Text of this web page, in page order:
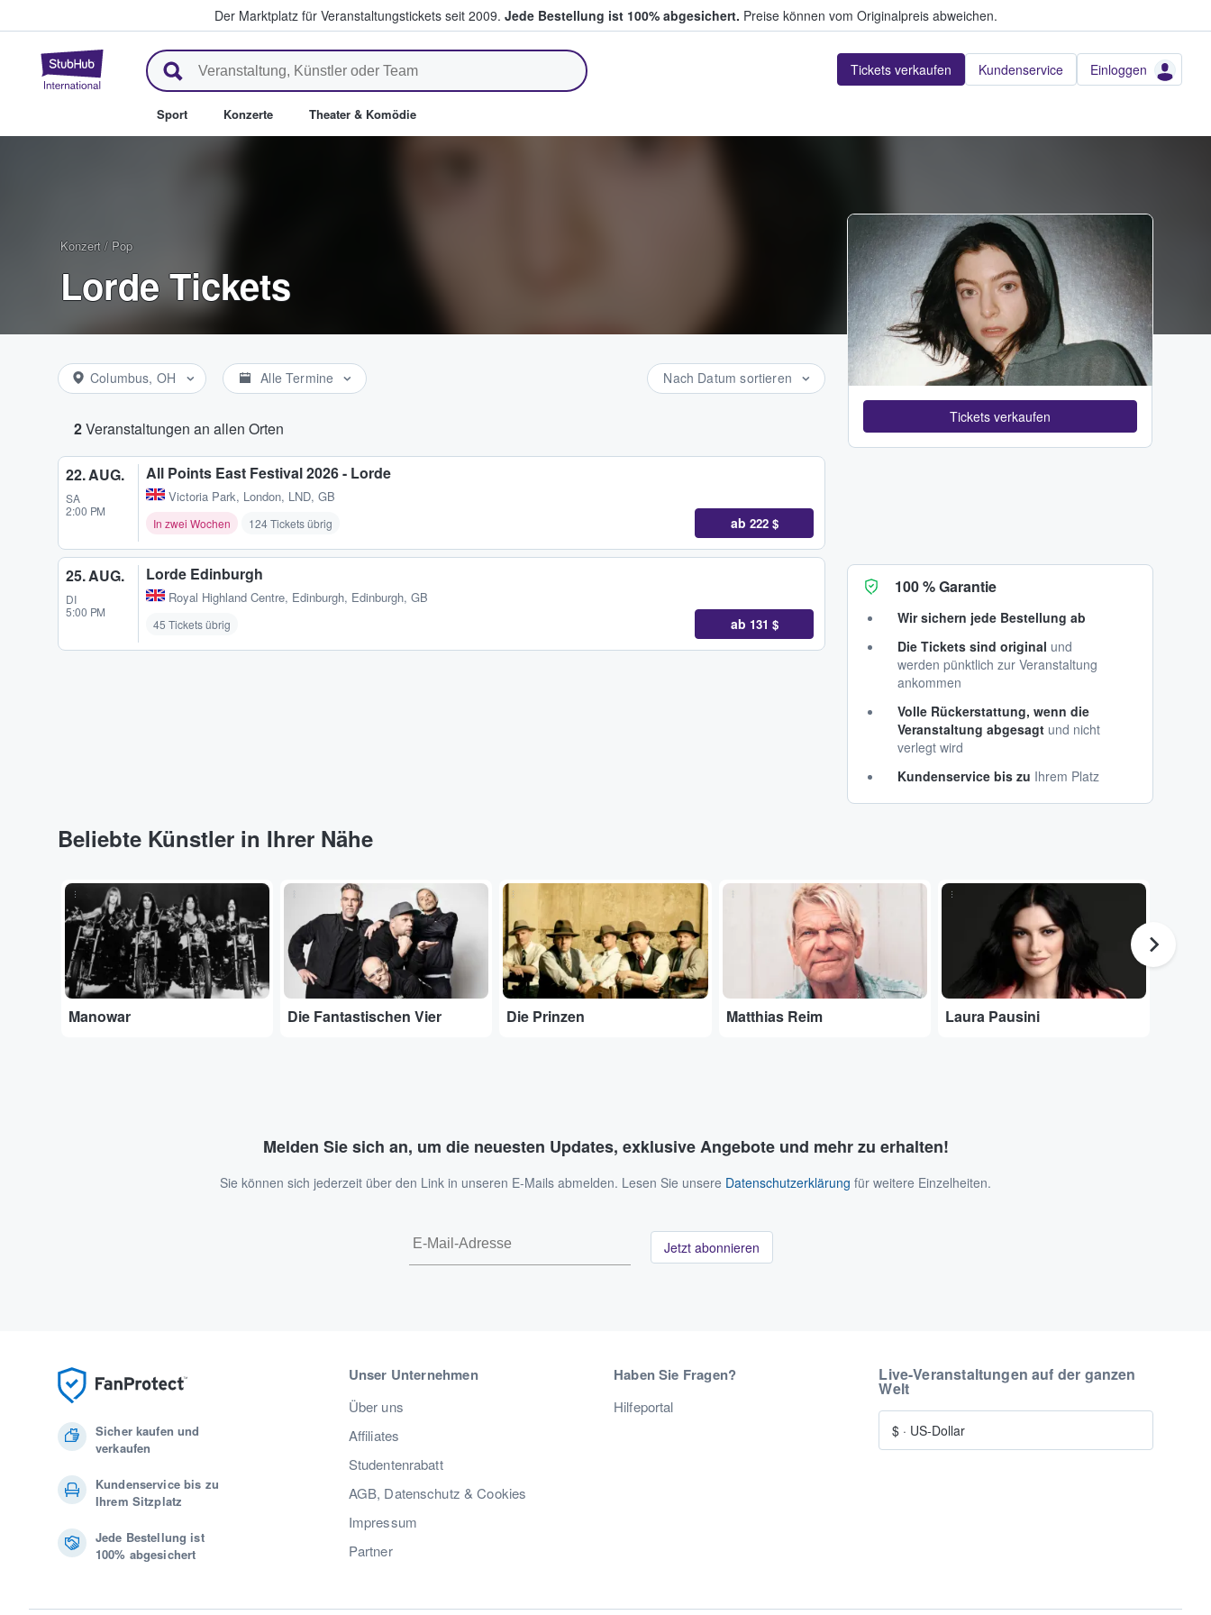
Der Marktplatz für Veranstaltungstickets seit 2009. Jede Bestellung ist 100% abgesichert. Preise können vom Originalpreis abweichen.
StubHub - Wo Fans Tickets kaufen & verkaufen Tickets verkaufen Kundenservice Einloggen
Sport Konzerte Theater & Komödie
Konzert / Pop
Lorde Tickets
Columbus, OH Alle Termine Nach Datum sortieren
2Veranstaltungen an allen Orten
22. AUG.
SA
2:00 PM
All Points East Festival 2026 - Lorde
Victoria Park, London, LND, GB
In zwei Wochen 124 Tickets übrig ab 222 $
25. AUG.
DI
5:00 PM
Lorde Edinburgh
Royal Highland Centre, Edinburgh, Edinburgh, GB
45 Tickets übrig ab 131 $
Tickets verkaufen
100 % Garantie
Wir sichern jede Bestellung ab
Die Tickets sind original und
werden pünktlich zur Veranstaltung
ankommen
Volle Rückerstattung, wenn die
Veranstaltung abgesagt und nicht
verlegt wird
Kundenservice bis zu Ihrem Platz
Beliebte Künstler in Ihrer Nähe
...
Manowar Die Fantastischen Vier
...
Die Prinzen Matthias Reim
...
Laura Pausini
Melden Sie sich an, um die neuesten Updates, exklusive Angebote und mehr zu erhalten!
Sie können sich jederzeit über den Link in unseren E-Mails abmelden. Lesen Sie unsere Datenschutzerklärung für weitere Einzelheiten.
Jetzt abonnieren
Sicher kaufen und
verkaufen
Kundenservice bis zu
Ihrem Sitzplatz
Jede Bestellung ist
100% abgesichert
Unser Unternehmen
Über uns
Affiliates
Studentenrabatt
AGB, Datenschutz & Cookies
Impressum
Partner
Haben Sie Fragen?
Hilfeportal
Live-Veranstaltungen auf der ganzen
Welt
$ · US-Dollar